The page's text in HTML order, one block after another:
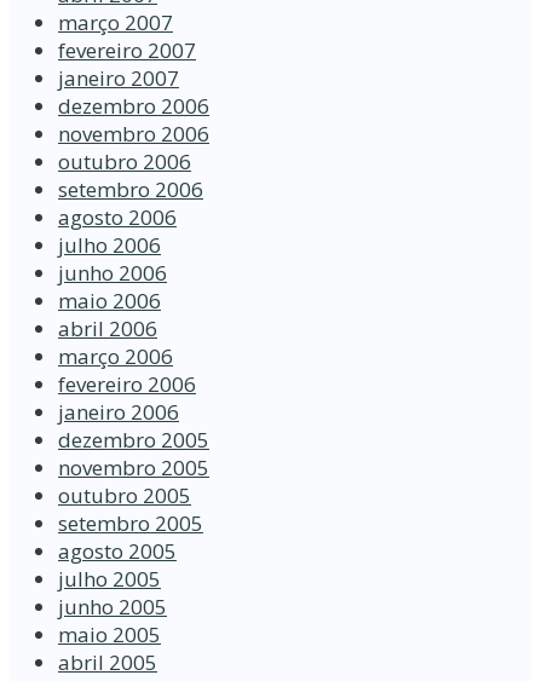
março 2007
fevereiro 2007
janeiro 2007
dezembro 2006
novembro 2006
outubro 2006
setembro 2006
agosto 2006
julho 2006
junho 2006
maio 2006
abril 2006
março 2006
fevereiro 2006
janeiro 2006
dezembro 2005
novembro 2005
outubro 2005
setembro 2005
agosto 2005
julho 2005
junho 2005
maio 2005
abril 2005